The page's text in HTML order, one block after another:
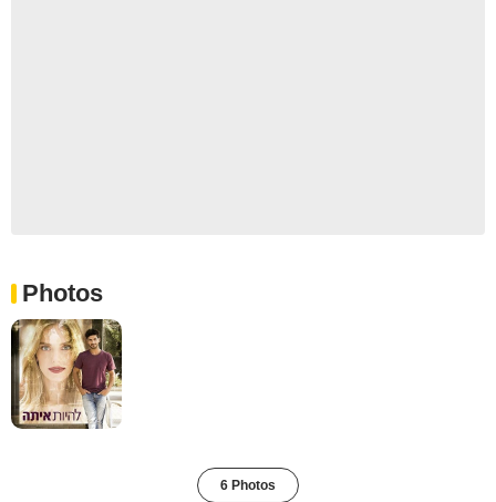
Photos
6 Photos